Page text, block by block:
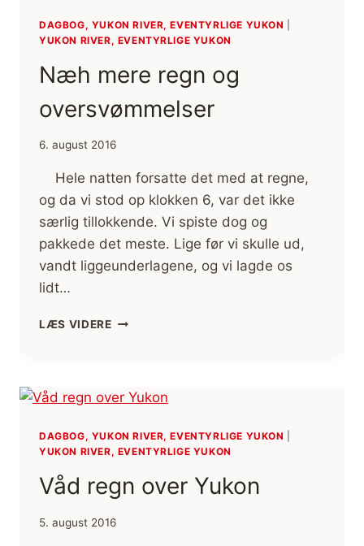
DAGBOG, YUKON RIVER, EVENTYRLIGE YUKON
YUKON RIVER, EVENTYRLIGE YUKON
Næh mere regn og
oversvømmelser
6. august 2016
Hele natten forsatte det med at regne,
og da vi stod op klokken 6, var det ikke
særlig tillokkende. Vi spiste dog og
pakkede det meste. Lige før vi skulle ud,
vandt liggeunderlagene, og vi lagde os
lidt…
LÆS VIDERENÆH
OVERSVØMMELSER
DAGBOG, YUKON RIVER, EVENTYRLIGE YUKON
YUKON RIVER, EVENTYRLIGE YUKON
Våd regn over Yukon
5. august 2016